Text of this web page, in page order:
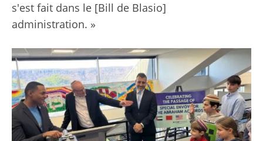
s'est fait dans le [Bill de Blasio]
administration. »